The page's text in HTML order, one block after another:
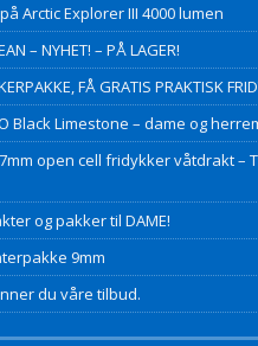
Arctic Explorer III 4000 lumen
– NYHET! – PÅ LAGER!
FÅ GRATIS PRAKTISK
Black Limestone – dame og
open cell fridykker våtdrakt –
og pakker til DAME!
9mm
du våre tilbud.